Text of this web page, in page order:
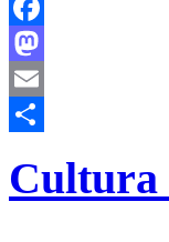
Facebook
Mastodon
Email
Cultura